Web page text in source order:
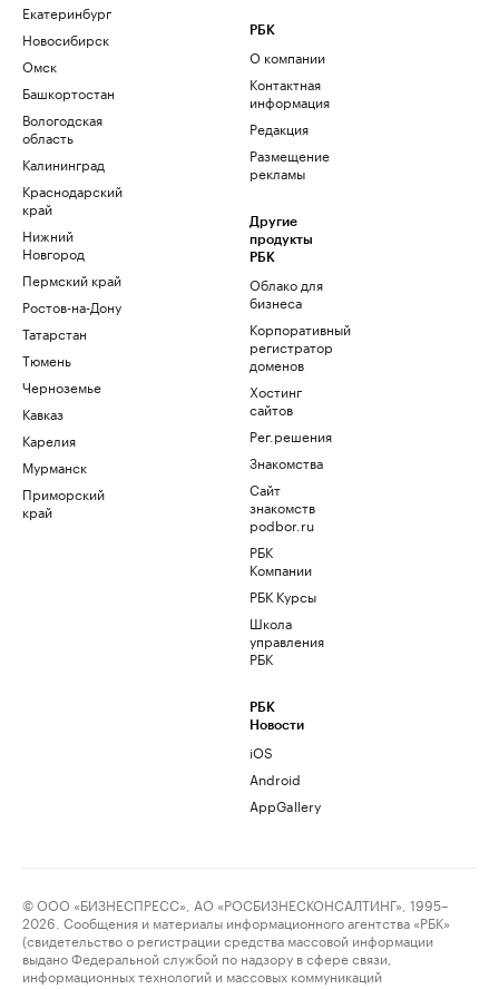
Екатеринбург
Новосибирск
Омск
Башкортостан
Вологодская
область
Калининград
Краснодарский
край
Нижний
Новгород
Пермский край
Ростов-на-Дону
Татарстан
Тюмень
Черноземье
Кавказ
Карелия
Мурманск
Приморский
край
РБК
О компании
Контактная
информация
Редакция
Размещение
рекламы
Другие
продукты
РБК
Облако для
бизнеса
Корпоративный
регистратор
доменов
Хостинг
сайтов
Рег.решения
Знакомства
Сайт
знакомств
podbor.ru
РБК
Компании
РБК Курсы
Школа
управления
РБК
РБК
Новости
iOS
Android
AppGallery
© ООО «БИЗНЕСПРЕСС», АО «РОСБИЗНЕСКОНСАЛТИНГ», 1995–
2026. Сообщения и материалы информационного агентства «РБК»
(свидетельство о регистрации средства массовой информации
выдано Федеральной службой по надзору в сфере связи,
информационных технологий и массовых коммуникаций